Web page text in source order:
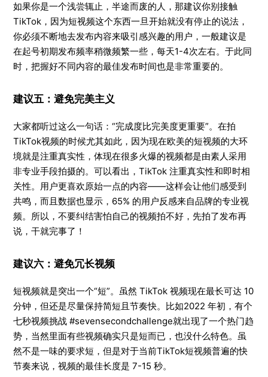
如果你是一个浅尝辄止，半途而废的人，那建议你别接触
TikTok，因为短视频这个东西一旦开始就没有停止的说法，
你必须不断地去发布内容来吸引感兴趣的用户，一般建议是
在起号初期发布频率稍微频繁一些，每天1-4次左右。于此同
时，把握好不同内容的最佳发布时间也是非常重要的。
建议五：避免完美主义
大家都听过这么一句话：“完成度比完美度更重要”。在拍
TikTok视频的时候尤其如此，因为现在欧美的短视频的大环
境就是注重真实性，体现在很多火爆的视频都是由素人采用
非专业手段拍摄的。可以看出，TikTok 注重真实性和即时相
关性。用户更喜欢原始一点的内容——这样会让他们感受到
共鸣，而且数据也显示，65% 的用户反感来自品牌的专业视
频。所以，不要纠结害怕自己的视频拍不好，先拍了发布再
说，干就完事了！
建议六：避免冗长视频
短视频就是突出一个“短”。虽然 TikTok 视频现在最长可达 10
分钟，但还是尽量保持简短且节奏快。比如2022 年初，有个
七秒视频挑战 #sevensecondchallenge就出现了一个热门趋
势，当然里面有些视频确实只是短而已，也没什么特色。虽
然不是一味的要求短，但是对于当前TikTok短视频普遍的快
节奏来说，视频的最佳长度是 7-15 秒。